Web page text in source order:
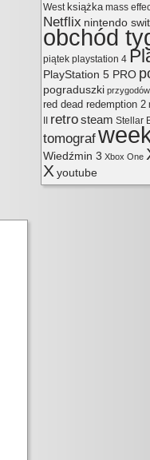
West książka mass
Netflix nintendo
obchód
piątek playstation 4
PlayStation 5 PRO
pograduszki
red dead redemption 2
retrosteam Stellar
tomograf
Wiedźmin 3 Xbox One
X youtube